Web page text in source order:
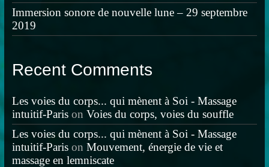
Immersion sonore de nouvelle lune – 29 septembre
2019
Recent Comments
Les voies du corps... qui mènent à Soi - Massage
intuitif-Parison Voies du corps, voies du souffle
Les voies du corps... qui mènent à Soi - Massage
intuitif-Parison Mouvement, énergie de vie et
massage en lemniscate